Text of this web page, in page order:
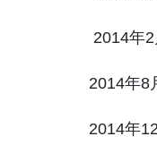
2014年
2014年8
2014年